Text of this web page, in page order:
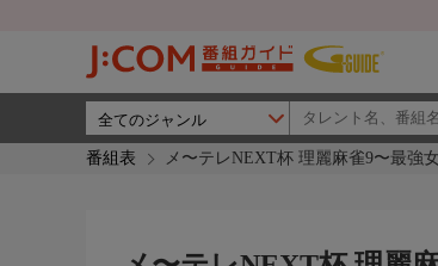
番組表 メ〜テレNEXT杯 理麗麻雀9〜最強